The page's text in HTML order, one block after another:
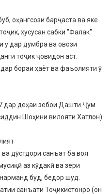
оҳангсози барҷаста ва яке
хусусан сабки "Фалак"
дар думбра ва овози
тоҷик ҷовидон аст.
бораи ҳаёт ва фаъолияти ӯ
дар деҳаи зебои Дашти Ҷум
Шоҳини вилояти Хатлон)
дӯстдори санъат ба воя
аз кӯдакӣ ва зери
буд, бедор шуд.
санъати Тоҷикистонро (он